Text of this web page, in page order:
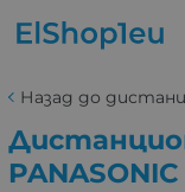
Назад до